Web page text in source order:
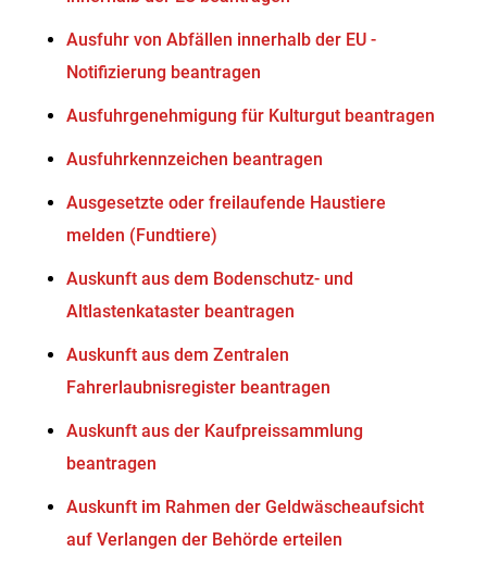
Ausfuhr von Abfällen innerhalb der EU -
Notifizierung beantragen
Ausfuhrgenehmigung für Kulturgut beantragen
Ausfuhrkennzeichen beantragen
Ausgesetzte oder freilaufende Haustiere
melden (Fundtiere)
Auskunft aus dem Bodenschutz- und
Altlastenkataster beantragen
Auskunft aus dem Zentralen
Fahrerlaubnisregister beantragen
Auskunft aus der Kaufpreissammlung
beantragen
Auskunft im Rahmen der Geldwäscheaufsicht
auf Verlangen der Behörde erteilen